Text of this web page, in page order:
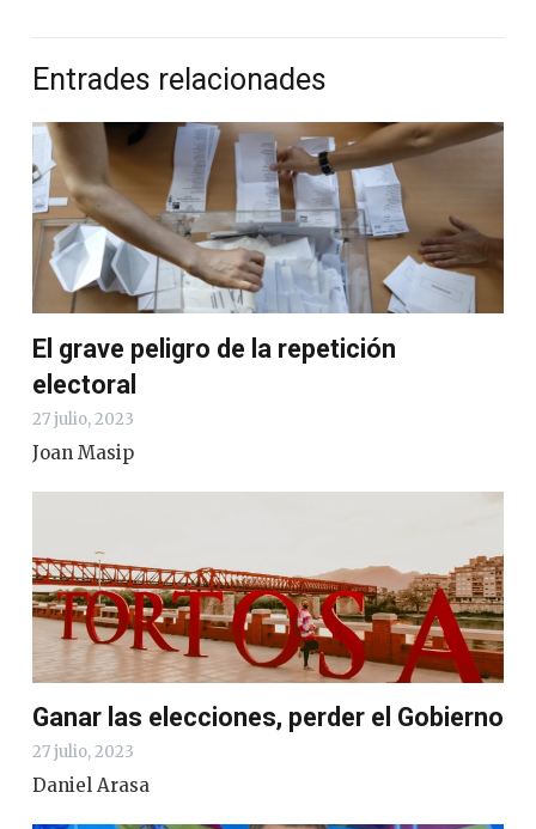
Entrades relacionades
El grave peligro de la repetición
electoral
27 julio, 2023
Joan Masip
Ganar las elecciones, perder el Gobierno
27 julio, 2023
Daniel Arasa